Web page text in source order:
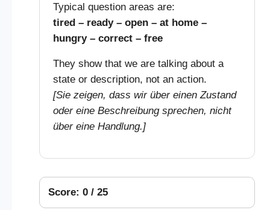
Typical question areas are:
tired – ready – open – at home –
hungry – correct – free
They show that we are talking about a
state or description, not an action.
[Sie zeigen, dass wir über einen Zustand
oder eine Beschreibung sprechen, nicht
über eine Handlung.]
Score: 0 / 25